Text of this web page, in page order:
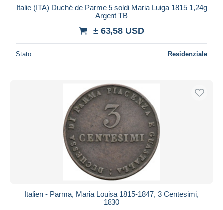
Italie (ITA) Duché de Parme 5 soldi Maria Luiga 1815 1,24g
Argent TB
± 63,58 USD
Stato Residenziale
Italien - Parma, Maria Louisa 1815-1847, 3 Centesimi,
1830